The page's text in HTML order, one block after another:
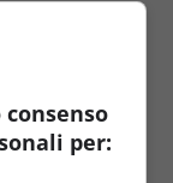
dalla
indietro non
potessiper: